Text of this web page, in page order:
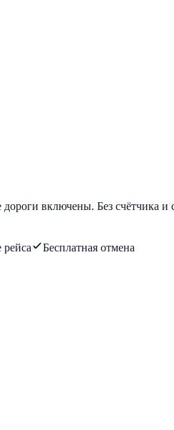
включены. Без счётчика и
Бесплатная отмена